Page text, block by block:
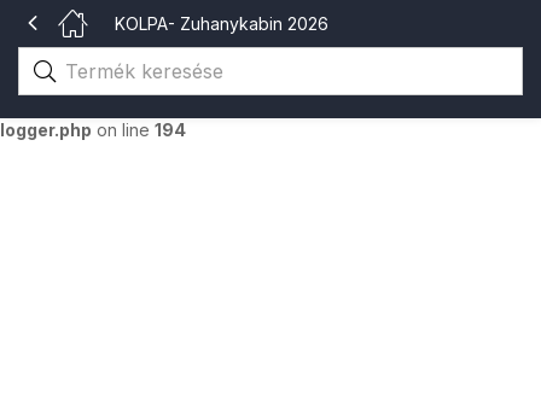
Warning: The magic method Merlin_Logger::__wakeup() must have
public visibility in /home/gsvhu/katalogusok.gsv.hu/wp-
content/themes/aora/inc/merlin/includes/class-merlin-
logger.php on line 194
KOLPA- Zuhanykabin 2026